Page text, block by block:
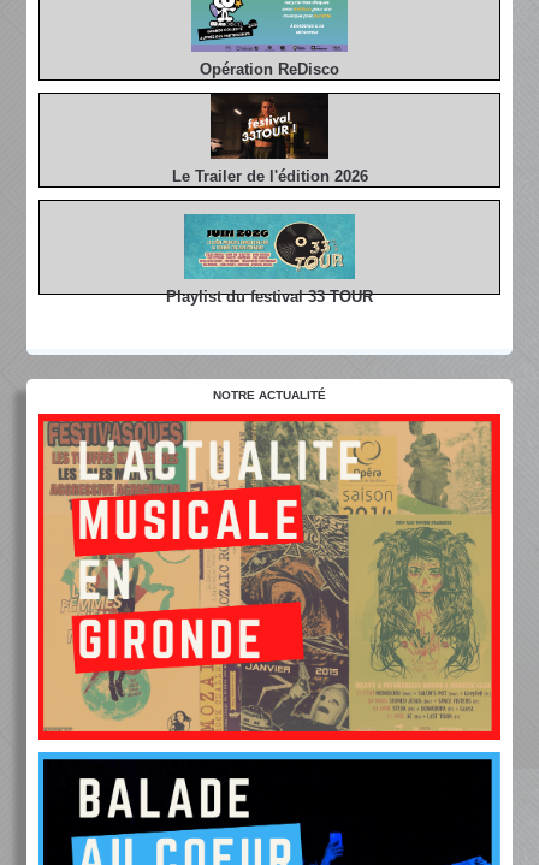
Opération ReDisco
Le Trailer de l'édition 2026
Playlist du festival 33 TOUR
NOTRE ACTUALITÉ